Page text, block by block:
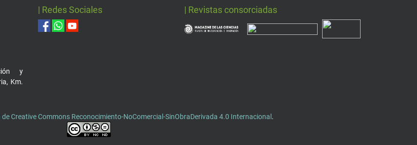
y
Km.
| Redes Sociales | Revistas consorciadas
de Creative Commons Reconocimiento-NoComercial-SinObraDerivada 4.0 Internacional .